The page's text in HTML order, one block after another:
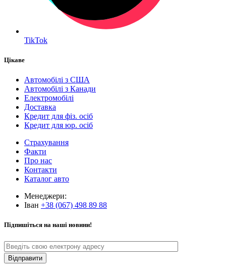
TikTok
Цікаве
Автомобілі з США
Автомобілі з Канади
Електромобілі
Доставка
Кредит для фіз. осіб
Кредит для юр. осіб
Страхування
Факти
Про нас
Контакти
Каталог авто
Менеджери:
Іван +38 (067) 498 89 88
Підпишіться на наші новини!